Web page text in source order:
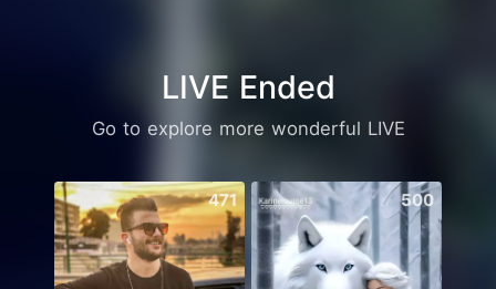
LIVE Ended
Go to explore more wonderful LIVE
471 500